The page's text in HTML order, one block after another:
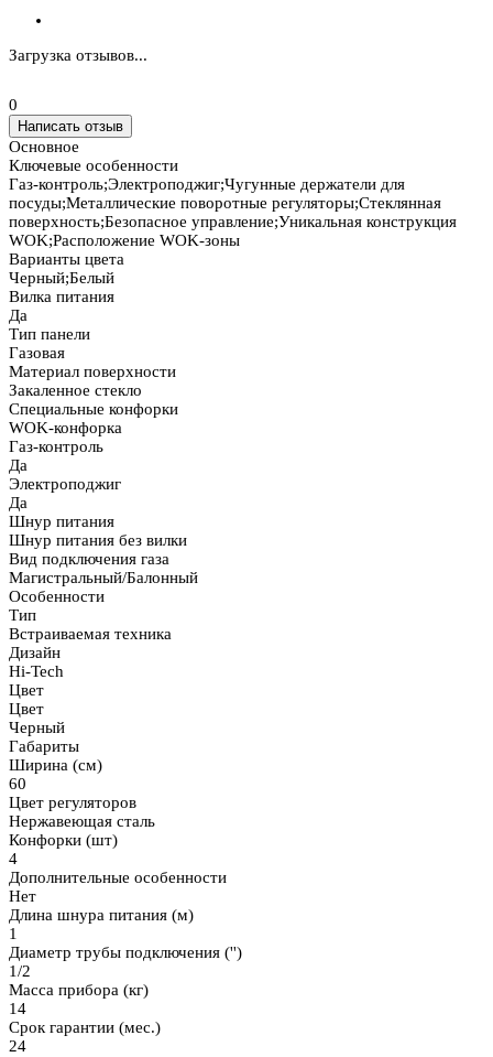
Загрузка отзывов...
0
Написать отзыв
Основное
Ключевые особенности
Газ-контроль;Электроподжиг;Чугунные держатели для
посуды;Металлические поворотные регуляторы;Стеклянная
поверхность;Безопасное управление;Уникальная конструкция
WOK;Расположение WOK-зоны
Варианты цвета
Черный;Белый
Вилка питания
Да
Тип панели
Газовая
Материал поверхности
Закаленное стекло
Специальные конфорки
WOK-конфорка
Газ-контроль
Да
Электроподжиг
Да
Шнур питания
Шнур питания без вилки
Вид подключения газа
Магистральный/Балонный
Особенности
Тип
Встраиваемая техника
Дизайн
Hi-Tech
Цвет
Цвет
Черный
Габариты
Ширина (см)
60
Цвет регуляторов
Нержавеющая сталь
Конфорки (шт)
4
Дополнительные особенности
Нет
Длина шнура питания (м)
1
Диаметр трубы подключения ('')
1/2
Масса прибора (кг)
14
Срок гарантии (мес.)
24